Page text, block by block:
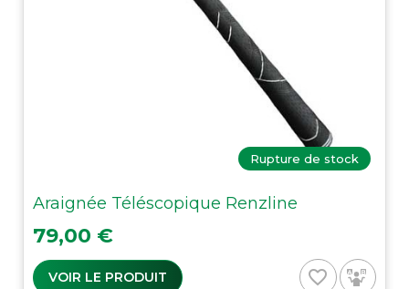
Rupture de stock
Araignée Téléscopique Renzline
Prix
79,00 €
VOIR LE PRODUIT favorite_border